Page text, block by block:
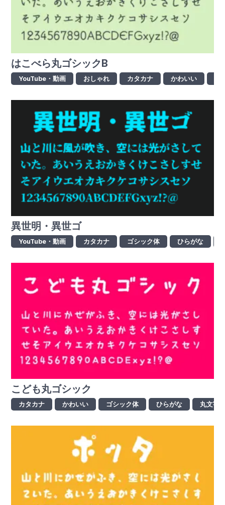
はこべら丸ゴシックB
YouTube・動画 おしゃれ カタカナ かわいい
異世明・異世ゴ
YouTube・動画 カタカナ ゴシック体 ひらがな
こども丸ゴシック
カタカナ かわいい ゴシック体 ひらがな 丸文字